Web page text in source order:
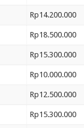
Rp14.200.000
Rp18.500.000
Rp15.300.000
Rp10.000.000
Rp12.500.000
Rp15.300.000